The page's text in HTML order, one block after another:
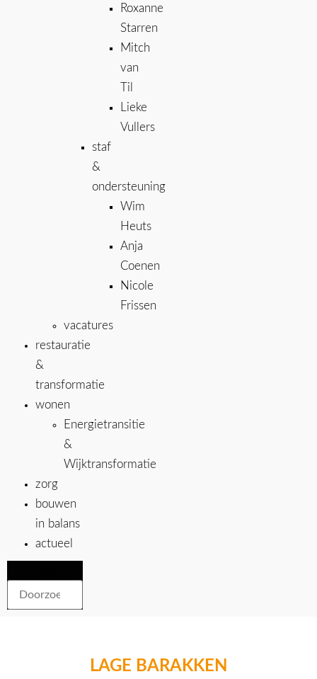
Roxanne
Starren
Mitch
van
Til
Lieke
Vullers
staf
&
ondersteuning
Wim
Heuts
Anja
Coenen
Nicole
Frissen
vacatures
restauratie
&
transformatie
wonen
Energietransitie
&
Wijktransformatie
zorg
bouwen
in balans
actueel
LAGE BARAKKEN